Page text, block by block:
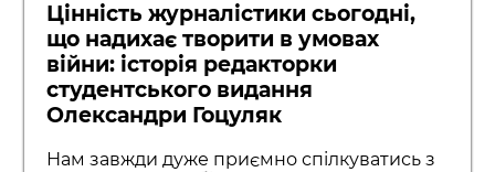
Цінність журналістики сьогодні,
що надихає творити в умовах
війни: історія редакторки
студентського видання
Олександри Гоцуляк
Нам завжди дуже приємно спілкуватись з